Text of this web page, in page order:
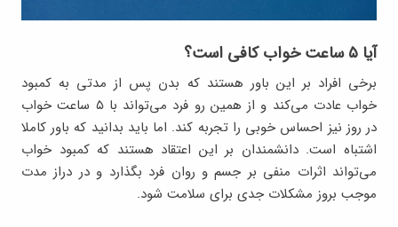
آیا ۵ ساعت خواب کافی است؟
برخی افراد بر این باور هستند که بدن پس از مدتی به کمبود
خواب عادت می‌کند و از همین رو فرد می‌تواند با ۵ ساعت خواب
در روز نیز احساس خوبی را تجربه کند. اما باید بدانید که باور کاملا
اشتباه است. دانشمندان بر این اعتقاد هستند که کمبود خواب
می‌تواند اثرات منفی بر جسم و روان فرد بگذارد و در دراز مدت
موجب بروز مشکلات جدی برای سلامت شود.